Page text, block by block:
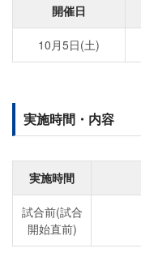
開催日
10月5日(土)
実施時間・内容
実施時間
試合前(試合
開始直前)